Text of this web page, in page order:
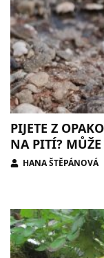
PIJETE Z
NA PITÍ?
HANA ŠTĚPÁNOVÁ